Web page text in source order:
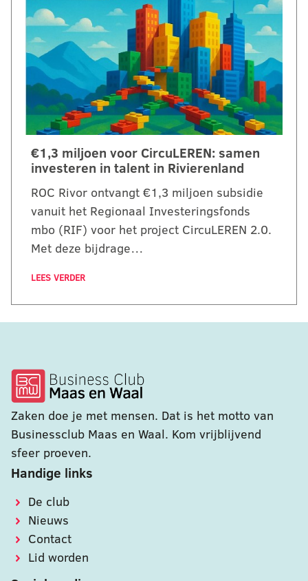
€1,3 miljoen voor CircuLEREN: samen
investeren in talent in Rivierenland
ROC Rivor ontvangt €1,3 miljoen subsidie
vanuit het Regionaal Investeringsfonds
mbo (RIF) voor het project CircuLEREN 2.0.
Met deze bijdrage…
LEES VERDER
Zaken doe je met mensen. Dat is het motto van
Businessclub Maas en Waal. Kom vrijblijvend
sfeer proeven.
Handige links
De club
Nieuws
Contact
Lid worden